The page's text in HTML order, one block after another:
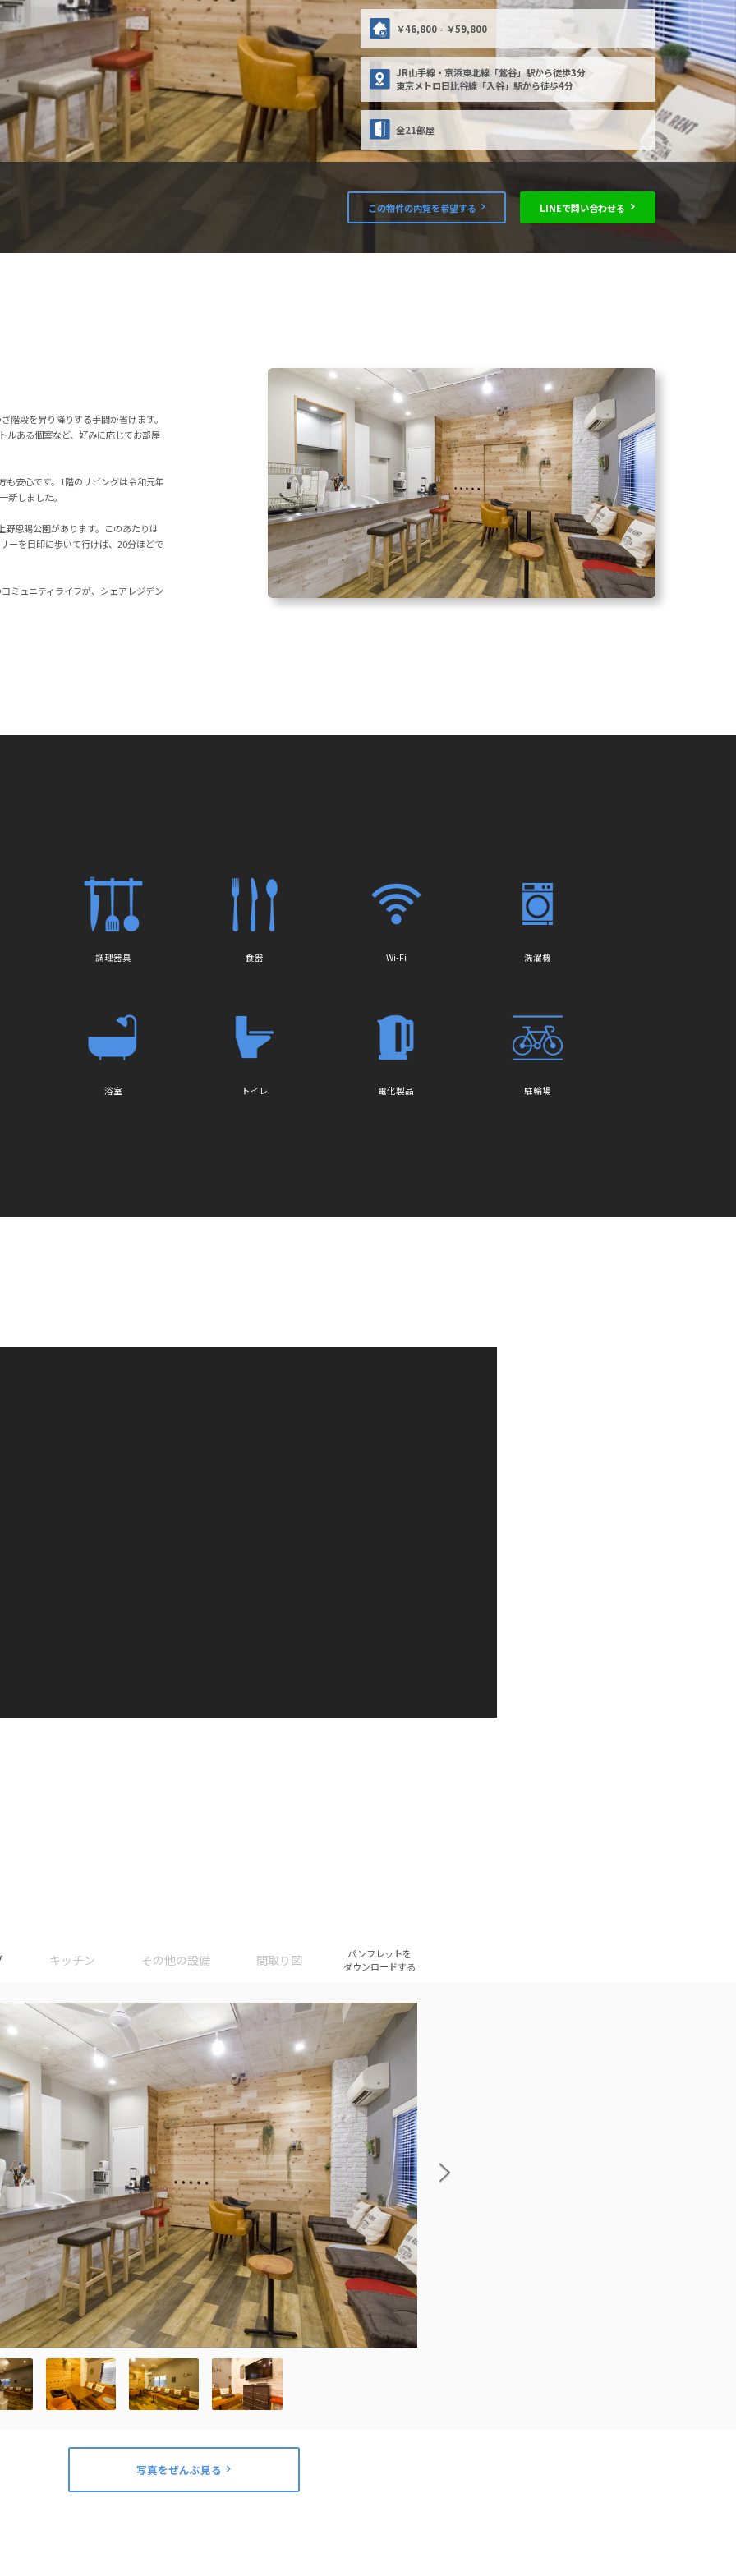
￥46,800 - ￥59,800
JR山手線・京浜東北線「鶯谷」駅から徒歩3分
東京メトロ日比谷線「入谷」駅から徒歩4分
全21部屋
この物件の内覧を希望する LINEで問い合わせる
階段を昇り降りする手間が省けます。
ルある個室など、好みに応じてお部屋
安心です。1階のリビングは令和元年
新しました。
恩賜公園があります。このあたりは
ーを目印に歩いて行けば、20分ほどで
ミュニティライフが、シェアレジデン
調理器具 食器 Wi-Fi 洗濯機
浴室 トイレ 電化製品 駐輪場
キッチン その他の設備 間取り図
パンフレットを
ダウンロードする
写真をぜんぶ見る